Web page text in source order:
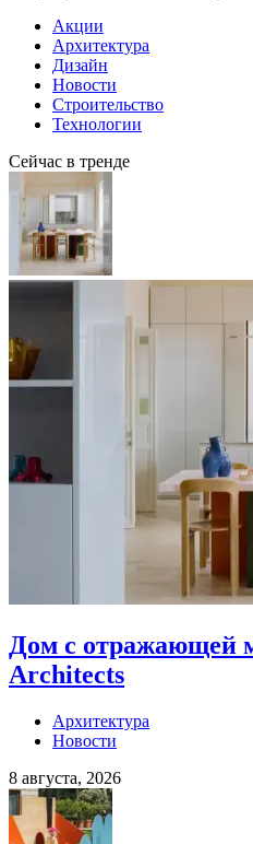
Акции
Архитектура
Дизайн
Новости
Строительство
Технологии
Сейчас в тренде
Дом с отражающей
Architects
Архитектура
Новости
8 августа, 2026